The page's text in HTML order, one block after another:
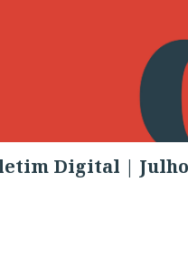
Digital | Julho